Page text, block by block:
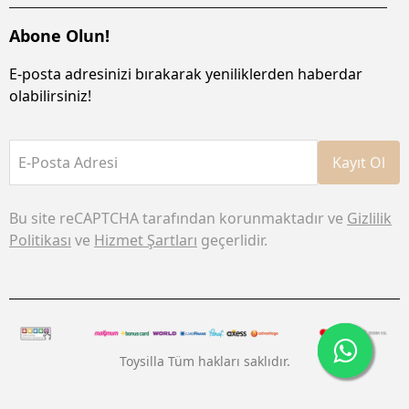
Abone Olun!
E-posta adresinizi bırakarak yeniliklerden haberdar
olabilirsiniz!
E-Posta Adresi Kayıt Ol
Bu site reCAPTCHA tarafından korunmaktadır ve Gizlilik
Politikası ve Hizmet Şartları geçerlidir.
Toysilla Tüm hakları saklıdır.